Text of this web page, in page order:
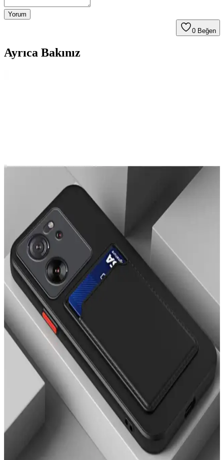
Yorum
0 Beğen
Ayrıca Bakınız
İşte iPhone 14 Pro Max için tasarlanmış KVK PRİVACY ve OSG
kılıflarının detaylı karşılaştırması, özellikleri ve kullanıcı
yorumlarıyla en iyi seçimi yapmanıza yardımcı oluyor.
OVADA Kılıf Modelleri Karşılaştırması: Pembe
Leopar ve Hologramlı Kurdele Desenli
İki popüler OVADA kılıf modeli olan pembe leopar desenli ve
hologramlı kurdele desenli kılıfların özellikleri, kullanıcı yorumları
ve karşılaştırması burada.
Fibaks iPhone 11 Kılıfı Karşılaştırması: Mat ve
Desenli Seçeneklerin Özellikleri ve Kullanıcı
Yorumları
İki popüler Fibaks iPhone 11 kılıfını karşılaştırıyoruz: mat yüzeyli ve
desenli modellerin özellikleri, kullanıcı yorumları ve kullanım
kolaylığı hakkında detaylar burada.
iPhone 14 Pro Max için en iyi silikon kılıf
karşılaştırması ve özellikleri
iPhone 14 Pro Max için Ayıcık ve Kediler tasarımlı silikon kılıfların
özellikleri, kullanıcı yorumları ve karşılaştırmasıyla en iyi seçimi
yapın.
iPhone 13 için en iyi aksesuarlar: Kamera koruyucu
ve şık kılıf karşılaştırması